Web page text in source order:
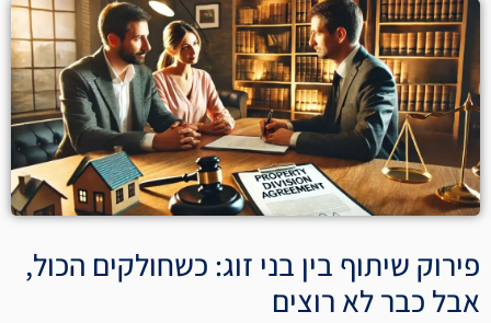
פירוק שיתוף בין בני זוג: כשחולקים הכול,
אבל כבר לא רוצים